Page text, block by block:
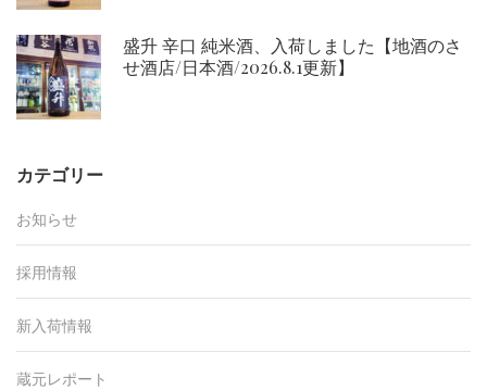
盛升 辛口 純米酒、入荷しました【地酒のさ
せ酒店/日本酒/2026.8.1更新】
カテゴリー
お知らせ
採用情報
新入荷情報
蔵元レポート